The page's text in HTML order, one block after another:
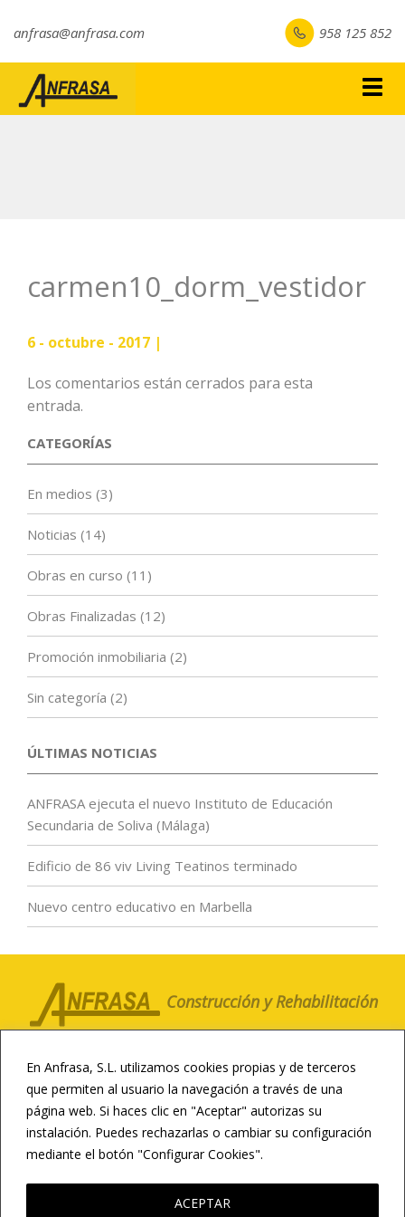
En Anfrasa, S.L. utilizamos cookies propias y de terceros
que permiten al usuario la navegación a través de una
página web. Si haces clic en "Aceptar" autorizas su
instalación. Puedes rechazarlas o cambiar su configuración
mediante el botón "Configurar Cookies".
ACEPTAR
anfrasa@anfrasa.com 958 125 852
carmen10_dorm_vestidor
6 - octubre - 2017 |
Los comentarios están cerrados para esta
entrada.
CATEGORÍAS
En medios (3)
Noticias (14)
Obras en curso (11)
Obras Finalizadas (12)
Promoción inmobiliaria (2)
Sin categoría (2)
ÚLTIMAS NOTICIAS
ANFRASA ejecuta el nuevo Instituto de Educación
Secundaria de Soliva (Málaga)
Edificio de 86 viv Living Teatinos terminado
Nuevo centro educativo en Marbella
Construcción y Rehabilitación
LA COMPAÑÍA CLIENTES
NOTICIAS
CONTACTO
CANAL ÉTICO
CONSTRUCCIÓN DEPORTIVA
REHABILITACIÓN
RESIDENCIAL Y HOTELERA
CONSTRUCCIÓN EDUCATIVA